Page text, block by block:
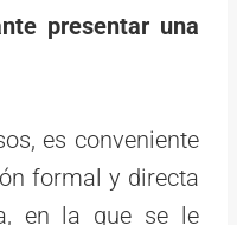
presentar una
es conveniente
formal y directa
en la que se le